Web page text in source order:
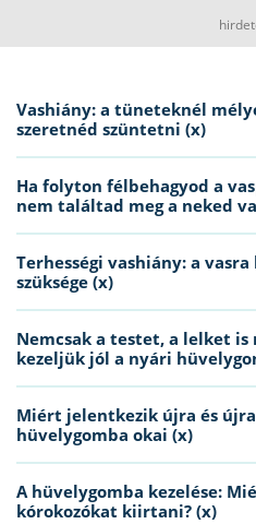
Vashiány: a tüneteknél
szeretnéd szüntetni (x)
Ha folyton félbehagyod a
nem találtad meg a neked
Terhességi vashiány: a
szüksége (x)
Nemcsak a testet, a lelket is
kezeljük jól a nyári
Miért jelentkezik újra és
hüvelygomba okai (x)
A hüvelygomba kezelése:
kórokozókat kiirtani? (x)